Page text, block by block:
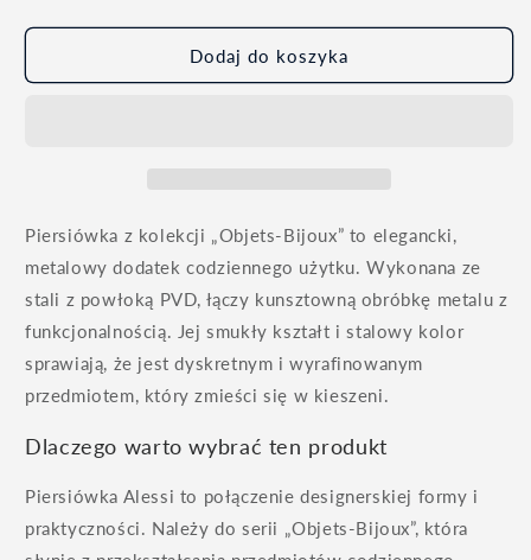
Dodaj do koszyka
Piersiówka z kolekcji „Objets-Bijoux” to elegancki,
metalowy dodatek codziennego użytku. Wykonana ze
stali z powłoką PVD, łączy kunsztowną obróbkę metalu z
funkcjonalnością. Jej smukły kształt i stalowy kolor
sprawiają, że jest dyskretnym i wyrafinowanym
przedmiotem, który zmieści się w kieszeni.
Dlaczego warto wybrać ten produkt
Piersiówka Alessi to połączenie designerskiej formy i
praktyczności. Należy do serii „Objets-Bijoux”, która